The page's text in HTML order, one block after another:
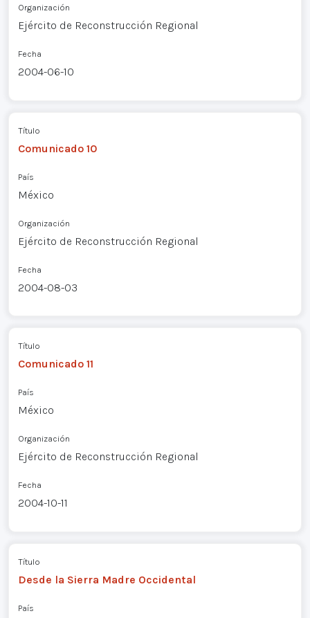
Organización
Ejército de Reconstrucción Regional
Fecha
2004-06-10
Título
Comunicado 10
País
México
Organización
Ejército de Reconstrucción Regional
Fecha
2004-08-03
Título
Comunicado 11
País
México
Organización
Ejército de Reconstrucción Regional
Fecha
2004-10-11
Título
Desde la Sierra Madre Occidental
País